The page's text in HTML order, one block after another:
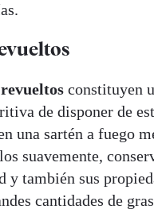
constituyen
de disponer de
una sartén a fuego
suavemente,
y también sus
cantidades de